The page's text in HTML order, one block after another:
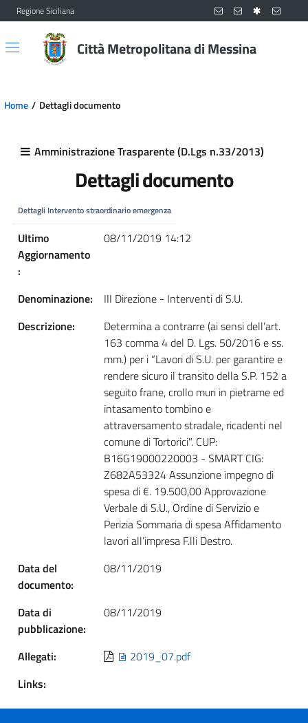
Vai al contenuto principale
Vai al menu principale
Regione Siciliana
Città Metropolitana di Messina
Home Dettagli documento
Amministrazione Trasparente (D.Lgs n.33/2013)
Dettagli documento
Dettagli Intervento straordinario emergenza
Ultimo
Aggiornamento
:
08/11/2019 14:12
Denominazione:
III Direzione - Interventi di S.U.
Descrizione:
Determina a contrarre (ai sensi dell’art.
163 comma 4 del D. Lgs. 50/2016 e ss.
mm.) per i “Lavori di S.U. per garantire e
rendere sicuro il transito della S.P. 152 a
seguito frane, crollo muri in pietrame ed
intasamento tombino e
attraversamento stradale, ricadenti nel
comune di Tortorici". CUP:
B16G19000220003 - SMART CIG:
Z682A53324 Assunzione impegno di
spesa di €. 19.500,00 Approvazione
Verbale di S.U., Ordine di Servizio e
Perizia Sommaria di spesa Affidamento
lavori all’impresa F.lli Destro.
Data del
documento:
08/11/2019
Data di
pubblicazione:
08/11/2019
Allegati:
2019_07.pdf
Links: